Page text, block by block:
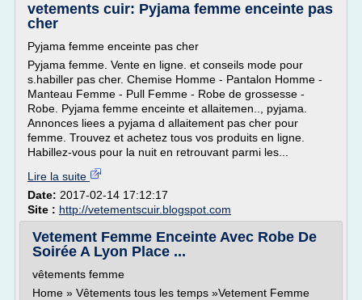
vetements cuir: Pyjama femme enceinte pas
cher
Pyjama femme enceinte pas cher
Pyjama femme. Vente en ligne. et conseils mode pour
s.habiller pas cher. Chemise Homme - Pantalon Homme -
Manteau Femme - Pull Femme - Robe de grossesse -
Robe. Pyjama femme enceinte et allaitemen.., pyjama.
Annonces liees a pyjama d allaitement pas cher pour
femme. Trouvez et achetez tous vos produits en ligne.
Habillez-vous pour la nuit en retrouvant parmi les...
Lire la suite
Date: 2017-02-14 17:12:17
Site : http://vetementscuir.blogspot.com
Vetement Femme Enceinte Avec Robe De
Soirée A Lyon Place ...
vêtements femme
Home » Vêtements tous les temps »Vetement Femme